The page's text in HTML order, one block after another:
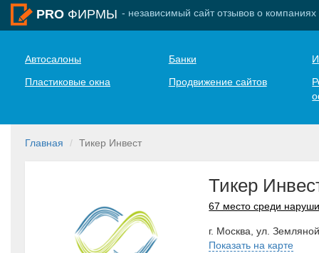
PRO ФИРМЫ - независимый сайт отзывов о компаниях
Автосалоны Банки
Пластиковые окна
Продвижение сайтов
Главная Тикер Инвест
Тикер
67 место среди
г. Москва, ул.
Показать на карте